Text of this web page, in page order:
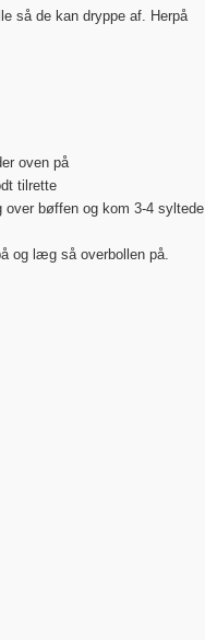
så de kan dryppe af. Herpå
oven på
tilrette
bøffen og kom 3-4 syltede
og læg så overbollen på.